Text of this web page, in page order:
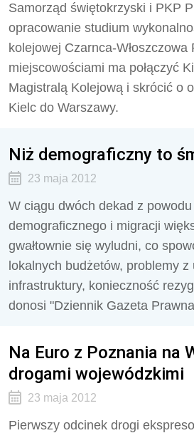
Samorząd świętokrzyski i PKP
opracowanie studium
kolejowej Czarnca-Włoszczowa
miejscowościami ma połączyć
Magistralą Kolejową i skrócić o
Kielc do Warszawy.
Niż demograficzny to
23 maja 2012
W ciągu dwóch dekad z
demograficznego i migracji
gwałtownie się wyludni, co
lokalnych budżetów, problemy z
infrastruktury, konieczność
donosi "Dziennik Gazeta
Na Euro z Poznania na
drogami wojewódzkimi
23 maja 2012
Pierwszy odcinek drogi